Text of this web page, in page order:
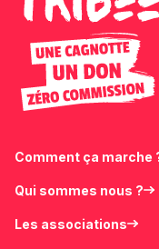
Comment ça marche
Qui sommes nous ?
Les associations